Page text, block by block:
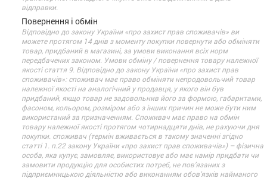
відправки.
Повернення і обмін
Відповідно до закону України «про захист прав споживачів» ви
можете протягом 14 днів з моменту покупки повернути або обміняти
товар, придбаний в магазині, за умови виконання всіх норм
передбачених законом. Умови обміну / повернення товару належної
якості стаття 9. Відповідно до закону України «про захист прав
споживачів»: споживач має право обміняти непродовольчий товар
належної якості на аналогічний у продавця, у якого він був
придбаний, якщо товар не задовольнив його за формою, габаритами,
фасоном, кольором, розміром або з інших причин не може бути ним
використаний за призначенням. Споживач має право на обмін
товару належної якості протягом чотирнадцяти днів, не рахуючи дня
покупки. споживач (термін вживається в такому значенні згідно
статті 1. п.22 закону України «про захист прав споживачів») – фізична
особа, яка купує, замовляє, використовує або має намір придбати чи
замовити продукцію для особистих потреб, не пов’язаних з
підприємницькою діяльністю або виконанням обов’язків найманого